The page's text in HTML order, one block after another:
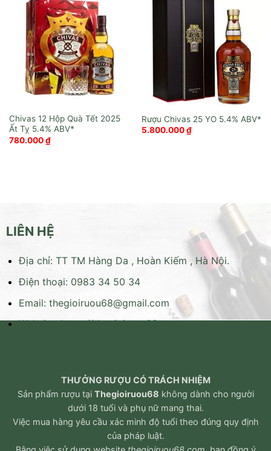
Chivas 12 Hộp Quà Tết 2025
Ất Tỵ
780.000₫
Rượu Chivas 25 YO
5.800.000₫
LIÊN HỆ
Địa chỉ: TT TM Hàng Da , Hoàn Kiếm , Hà Nội.
Điện thoại: 0983 34 50 34
Email: thegioiruou68@gmail.com
Website:https://thegioiruou68.com
THƯỞNG RƯỢU CÓ TRÁCH NHIỆM
Sản phẩm rượu tại Thegioiruou68 không dành cho người
dưới 18 tuổi và phụ nữ mang thai.
Việc mua hàng yêu cầu xác minh độ tuổi theo đúng quy định
của pháp luật.